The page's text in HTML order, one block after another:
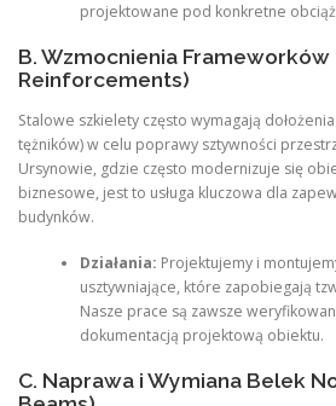
projektowane pod konkretne
B. Wzmocnienia
Reinforcements)
Stalowe szkielety często wymagają
tężników) w celu poprawy sztywności
Ursynowie, gdzie często modernizuje się
biznesowe, jest to usługa kluczowa dla
budynków.
Działania: Projektujemy i
usztywniające, które zapobiegają
Nasze prace są zawsze
dokumentacją projektową obiektu.
C. Naprawa i Wymiana Belek